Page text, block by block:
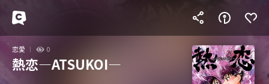
恋愛 0
熱恋―ATSUKOI―